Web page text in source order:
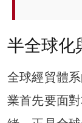
半全球化
全球經貿體
業首先要面